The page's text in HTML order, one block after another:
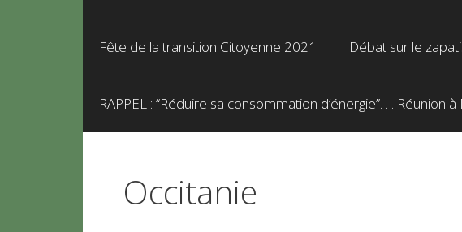
Fête de la transition Citoyenne 2021 Débat sur le
RAPPEL : “Réduire sa consommation d’énergie”. . . Réunion
Occitanie